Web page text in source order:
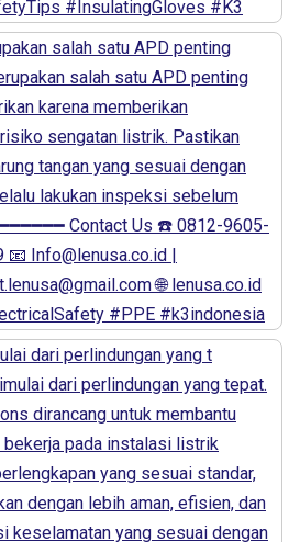
salah satu APD penting
dari perlindungan yang t